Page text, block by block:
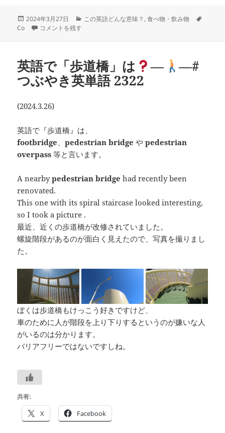
投
稿
2024年3月27日
カ
この英語どんな意味？ ,食べ物・飲み物
Co condiment は―
コメントを残す
英語で「歩道橋」は ―
―#
つぶやき英単語 2322
(2024.3.26)
英語で『歩道橋』は、
footbridge、pedestrian bridge やpedestrian
overpass 等と言います。
A nearbypedestrian bridgehad recently been
renovated.
This one with its spiral staircase looked interesting,
so I took a picture .
最近、近くの歩道橋が改修されていました。
螺旋階段があるのが面白く見えたので、写真を撮りまし
た。
ぼくは歩道橋もけっこう好きですけど、
車のために人が階段を上り下りするというのが嫌いな人
がいるのは分かります。
バリアフリーではないですしね。
共有:
X Facebook